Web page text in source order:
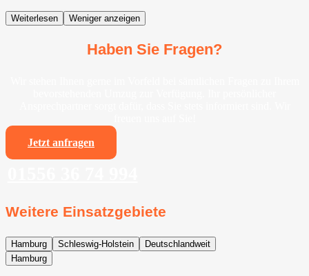
Weiterlesen Weniger anzeigen
Haben Sie Fragen?
Jetzt anfragen
Weitere Einsatzgebiete
Hamburg Schleswig-Holstein
Deutschlandweit
Hamburg